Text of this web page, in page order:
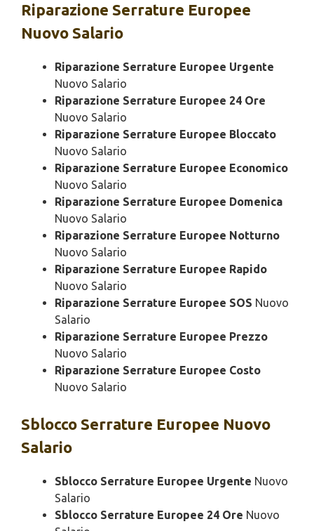
Riparazione Serrature Europee
Nuovo Salario
Riparazione Serrature Europee Urgente
Nuovo Salario
Riparazione Serrature Europee 24 Ore
Nuovo Salario
Riparazione Serrature Europee Bloccato
Nuovo Salario
Riparazione Serrature Europee Economico
Nuovo Salario
Riparazione Serrature Europee Domenica
Nuovo Salario
Riparazione Serrature Europee Notturno
Nuovo Salario
Riparazione Serrature Europee Rapido
Nuovo Salario
Riparazione Serrature Europee SOS Nuovo
Salario
Riparazione Serrature Europee Prezzo
Nuovo Salario
Riparazione Serrature Europee Costo
Nuovo Salario
Sblocco Serrature Europee Nuovo
Salario
Sblocco Serrature Europee Urgente Nuovo
Salario
Sblocco Serrature Europee 24 Ore Nuovo